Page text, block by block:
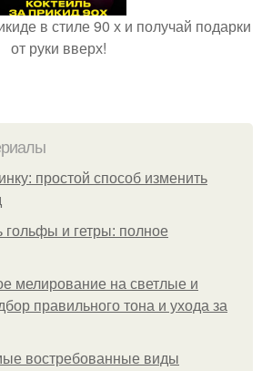
в стиле 90 х и получай подарки
от руки вверх!
простой способ изменить
гольфы и гетры: полное
мелирование на светлые и
правильного тона и ухода за
востребованные виды